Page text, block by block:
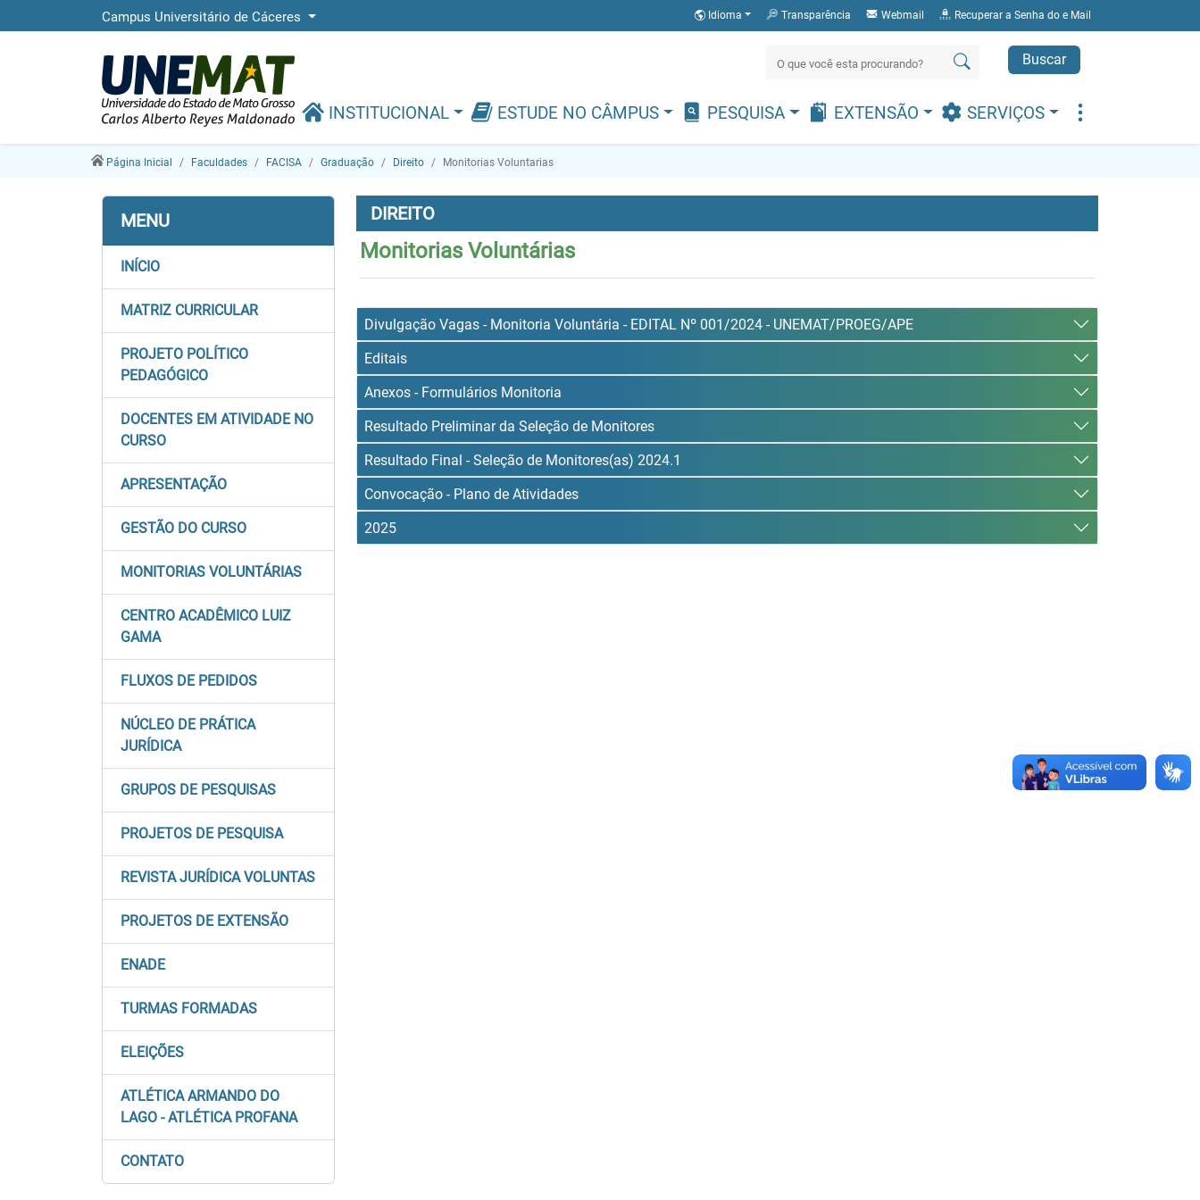
Campus Universitário de Cáceres Idioma Transparência Webmail Recuperar a Senha do e Mail
Buscar
INSTITUCIONAL ESTUDE NO CÂMPUS PESQUISA EXTENSÃO SERVIÇOS
Página Inicial Faculdades FACISA Graduação Direito Monitorias Voluntarias
MENU
INÍCIO
MATRIZ CURRICULAR
PROJETO POLÍTICO
PEDAGÓGICO
DOCENTES EM ATIVIDADE NO
CURSO
APRESENTAÇÃO
GESTÃO DO CURSO
MONITORIAS VOLUNTÁRIAS
CENTRO ACADÊMICO LUIZ
GAMA
FLUXOS DE PEDIDOS
NÚCLEO DE PRÁTICA
JURÍDICA
GRUPOS DE PESQUISAS
PROJETOS DE PESQUISA
REVISTA JURÍDICA VOLUNTAS
PROJETOS DE EXTENSÃO
ENADE
TURMAS FORMADAS
ELEIÇÕES
ATLÉTICA ARMANDO DO
LAGO - ATLÉTICA PROFANA
CONTATO
DIREITO
Monitorias Voluntárias
Divulgação Vagas - Monitoria Voluntária - EDITAL Nº 001/2024 - UNEMAT/PROEG/APE
Editais
Anexos - Formulários Monitoria
Resultado Preliminar da Seleção de Monitores
Resultado Final - Seleção de Monitores(as) 2024.1
Convocação - Plano de Atividades
2025